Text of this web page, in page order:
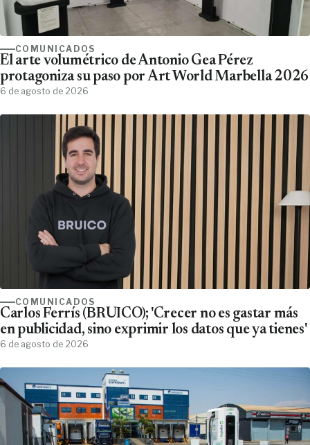
COMUNICADOS
El arte volumétrico de Antonio Gea Pérez
protagoniza su paso por Art World Marbella 2026
6 de agosto de 2026
COMUNICADOS
Carlos Ferrís (BRUICO); 'Crecer no es gastar más
en publicidad, sino exprimir los datos que ya tienes'
6 de agosto de 2026